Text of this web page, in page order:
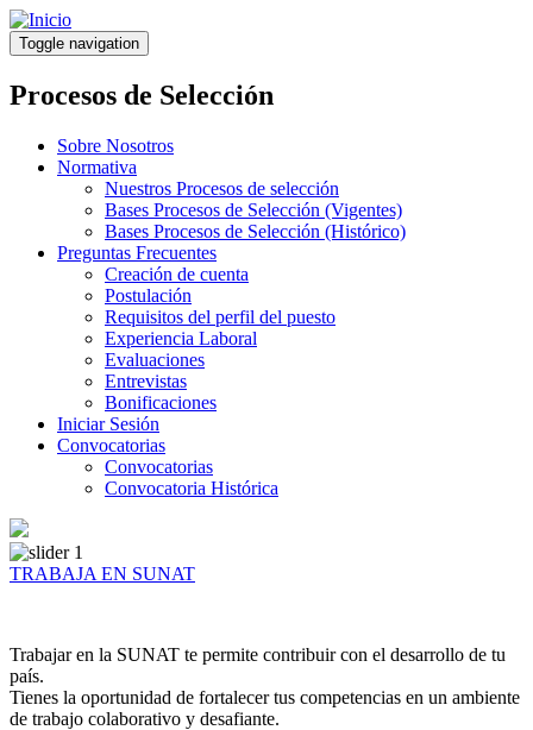
Pasar
al
contenido
principal
Toggle navigation
Procesos de Selección
Sobre Nosotros
Normativa
Nuestros Procesos de selección
Bases Procesos de Selección (Vigentes)
Bases Procesos de Selección (Histórico)
Preguntas Frecuentes
Creación de cuenta
Postulación
Requisitos del perfil del puesto
Experiencia Laboral
Evaluaciones
Entrevistas
Bonificaciones
Iniciar Sesión
Convocatorias
Convocatorias
Convocatoria Histórica
TRABAJA EN SUNAT
Trabajar en la SUNAT te permite contribuir con el desarrollo de tu
país.
Tienes la oportunidad de fortalecer tus competencias en un ambiente
de trabajo colaborativo y desafiante.